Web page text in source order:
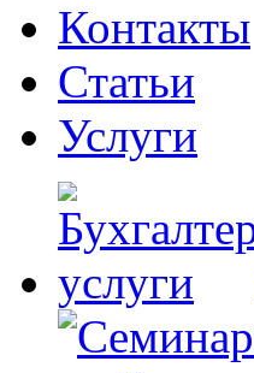
Контакты
Статьи
Услуги